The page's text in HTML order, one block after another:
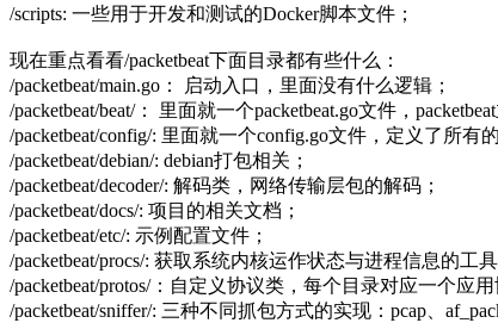
/scripts: 一些用于开发和测试的Docker脚本文件；
现在重点看看/packetbeat下面目录都有些什么：
/packetbeat/main.go： 启动入口，里面没有什么逻辑；
/packetbeat/beat/： 里面就一个packetbeat.go文件，
/packetbeat/config/: 里面就一个config.go文件，定义了所
/packetbeat/debian/: debian打包相关；
/packetbeat/decoder/: 解码类，网络传输层包的解码；
/packetbeat/docs/: 项目的相关文档；
/packetbeat/etc/: 示例配置文件；
/packetbeat/procs/: 获取系统内核运作状态与进程信息的工具
/packetbeat/protos/：自定义协议类，每个目录对应一个应
/packetbeat/sniffer/: 三种不同抓包方式的实现：pcap、